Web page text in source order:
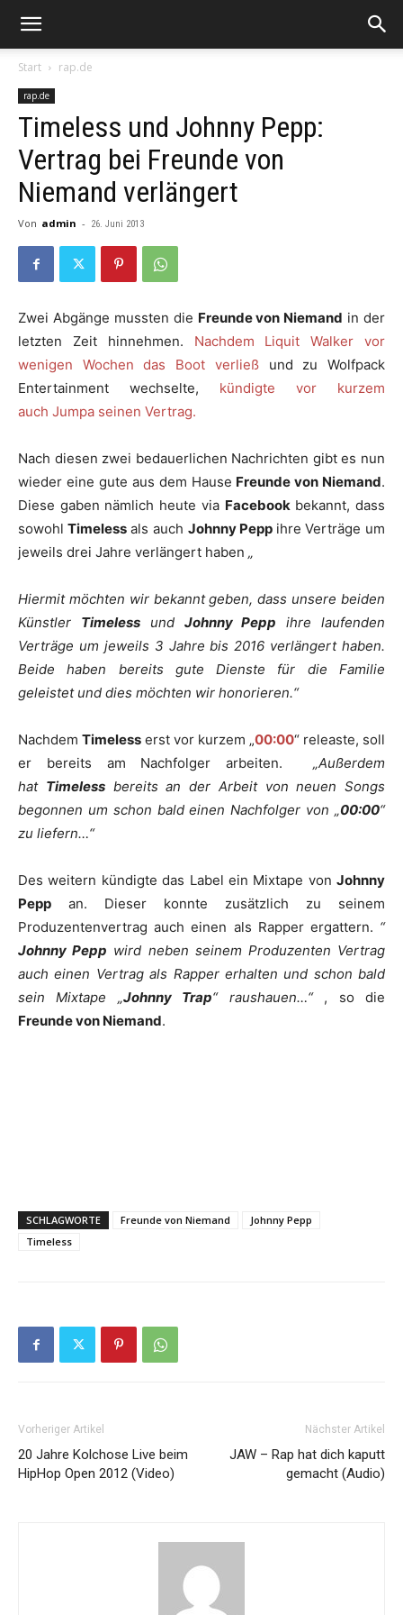
Start rap.de
rap.de
Timeless und Johnny Pepp:
Vertrag bei Freunde von
Niemand verlängert
Von admin - 26. Juni 2013
Zwei Abgänge mussten die Freunde von Niemand in der
letzten Zeit hinnehmen. Nachdem Liquit Walker vor
wenigen Wochen das Boot verließund zu Wolfpack
Entertainment wechselte, kündigte vor kurzem
auch Jumpa seinen Vertrag.
Nach diesen zwei bedauerlichen Nachrichten gibt es nun
wieder eine gute aus dem Hause Freunde von Niemand.
Diese gaben nämlich heute via Facebookbekannt, dass
sowohl Timelessals auch Johnny Pepp ihre Verträge um
jeweils drei Jahre verlängert haben „
Hiermit möchten wir bekannt geben, dass unsere beiden
Künstler Timelessund Johnny Pepp ihre laufenden
Verträge um jeweils 3 Jahre bis 2016 verlängert haben.
Beide haben bereits gute Dienste für die Familie
geleistet und dies möchten wir honorieren.“
Nachdem Timeless erst vor kurzem „00:00“ releaste, soll
er bereits am Nachfolger arbeiten.
„Außerdem
hat Timelessbereits an der Arbeit von neuen Songs
begonnen um schon bald einen Nachfolger von „00:00“
zu liefern…“
Des weitern kündigte das Label ein Mixtape von Johnny
Pepp an. Dieser konnte zusätzlich zu seinem
Produzentenvertrag auch einen als Rapper ergattern. “
Johnny Pepp wird neben seinem Produzenten Vertrag
auch einen Vertrag als Rapper erhalten und schon bald
sein Mixtape „Johnny Trap“ raushauen…“, so die
Freunde von Niemand.
SCHLAGWORTE Freunde von Niemand
Johnny Pepp
Timeless
Vorheriger Artikel
20 Jahre Kolchose Live beim
HipHop Open 2012 (Video)
Nächster Artikel
JAW – Rap hat dich kaputt
gemacht (Audio)